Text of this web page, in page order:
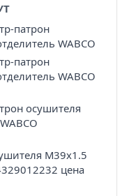
патрон
WABCO
патрон
WABCO
осушителя
M39x1.5
цена